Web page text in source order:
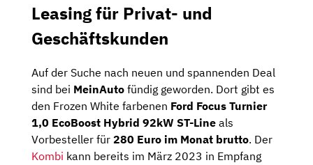
Leasing für Privat- und
Geschäftskunden
Auf der Suche nach neuen und spannenden Deal
sind bei MeinAuto fündig geworden. Dort gibt es
den Frozen White farbenen Ford Focus Turnier
1,0 EcoBoost Hybrid 92kW ST-Line als
Vorbesteller für 280 Euro im Monat brutto. Der
Kombi kann bereits im März 2023 in Empfang